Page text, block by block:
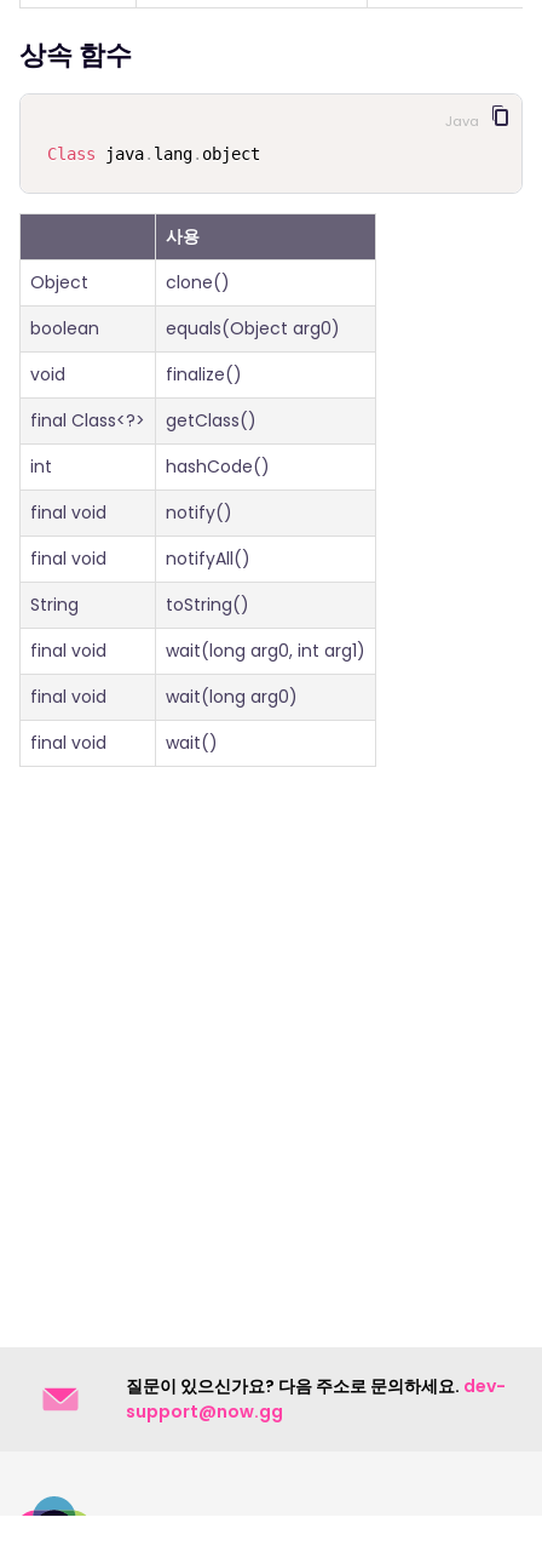
상속 함수
Class java. lang. object
Java
사용
Object
clone()
boolean
equals(Object arg0)
void
finalize()
final Class<?>
getClass()
int
hashCode()
final void
notify()
final void
notifyAll()
String
toString()
final void
wait(long arg0, int arg1)
final void
wait(long arg0)
final void
wait()
질문이 있으신가요? 다음 주소로 문의하세요. dev-
support@now.gg